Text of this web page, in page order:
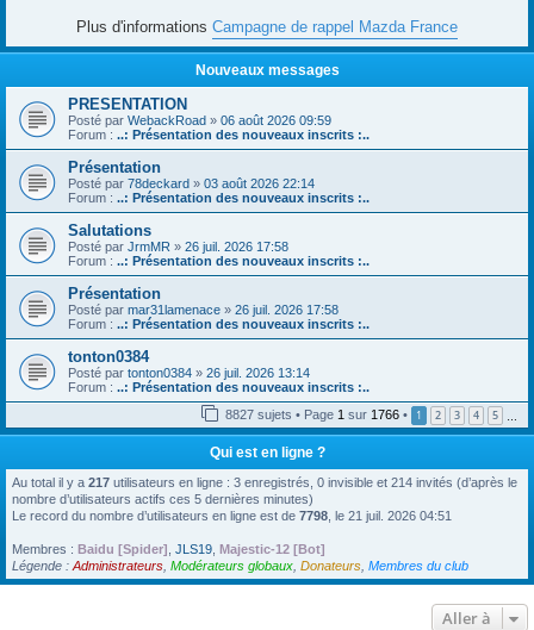
Plus d'informations Campagne de rappel Mazda France
Nouveaux messages
PRESENTATION
Posté par WebackRoad » 06 août 2026 09:59
Forum : ..: Présentation des nouveaux inscrits :..
Présentation
Posté par 78deckard » 03 août 2026 22:14
Forum : ..: Présentation des nouveaux inscrits :..
Salutations
Posté par JrmMR » 26 juil. 2026 17:58
Forum : ..: Présentation des nouveaux inscrits :..
Présentation
Posté par mar31lamenace » 26 juil. 2026 17:58
Forum : ..: Présentation des nouveaux inscrits :..
tonton0384
Posté par tonton0384 » 26 juil. 2026 13:14
Forum : ..: Présentation des nouveaux inscrits :..
8827 sujets • Page 1 sur 1766 • 1 2 3 4 5
Qui est en ligne ?
Au total il y a 217 utilisateurs en ligne : 3 enregistrés, 0 invisible et 214 invités (d’après le
nombre d’utilisateurs actifs ces 5 dernières minutes)
Le record du nombre d’utilisateurs en ligne est de 7798 , le 21 juil. 2026 04:51
Membres : Baidu [Spider] JLS19 Majestic-12 [Bot]
Légende : Administrateurs Modérateurs globaux Donateurs Membres du club
Aller à